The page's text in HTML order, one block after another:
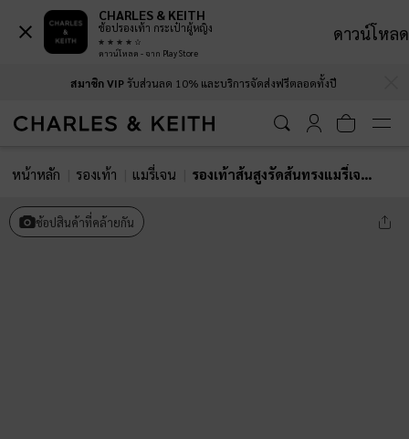
สมาชิก VIPรับส่วนลด 10% และบริการจัดส่งฟรีตลอดทั้งปี
หน้าหลัก รองเท้า แมรี่เจน รองเท้าส้นสูงรัดส้นทรงแมรี่เจนวัสดุผ้าซาตินประดับคริสตัล
ช้อปสินค้าที่คล้ายกัน
CHARLES & KEITH
ช้อปรองเท้า กระเป๋าผู้หญิง
ดาวน์โหลด - จาก Play Store
ดาวน์โหลด